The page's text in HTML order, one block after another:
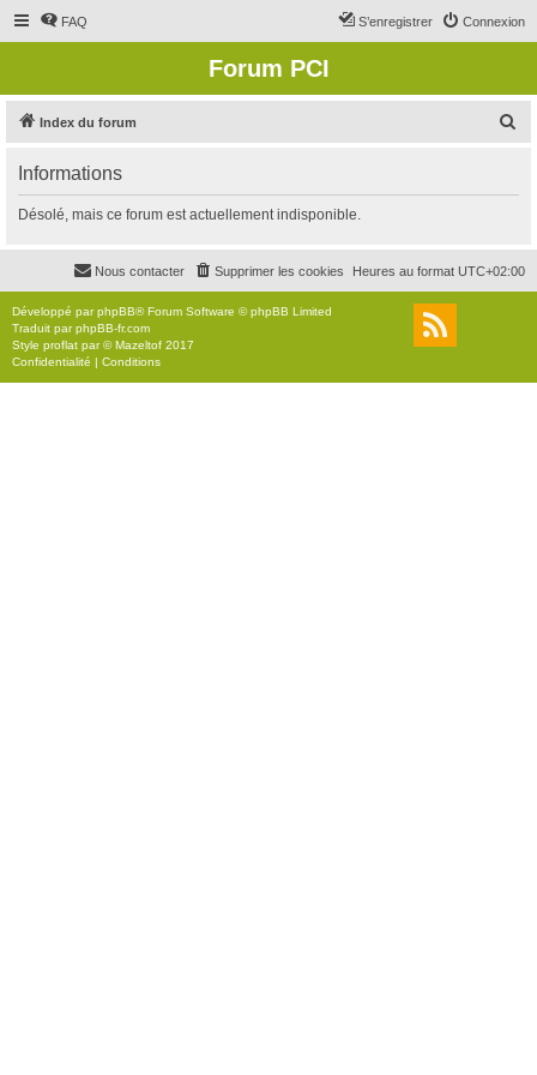
FAQ Connexion
S’enregistrer
Forum PCI
Index du forum
r
c
r
Informations
Désolé, mais ce forum est actuellement indisponible.
Heures au format UTC+02:00
Supprimer les cookies
Nous contacter
Développé parphpBB® Forum Software © phpBB Limited
Traduit parphpBB-fr.com
Style proflat par ©Mazeltof 2017
Confidentialité | Conditions